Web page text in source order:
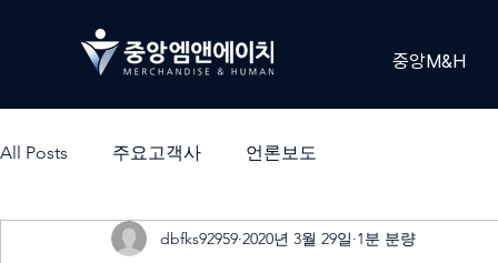
중앙M&H
All Posts 주요고객사 언론보도
dbfks92959 2020년 3월 29일 1분 분량